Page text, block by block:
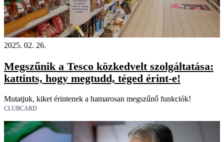
2025. 02. 26.
Megszűnik a Tesco közkedvelt szolgáltatása:
kattints, hogy megtudd, téged érint-e!
Mutatjuk, kiket érintenek a hamarosan megszűnő funkciók!
CLUBCARD